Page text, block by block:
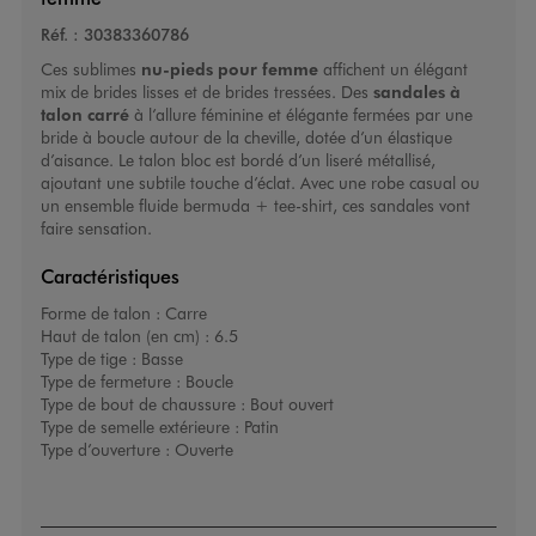
Réf. : 30383360786
Ces sublimes nu-pieds pour femmeaffichent un élégant
mix de brides lisses et de brides tressées. Des sandales à
talon carréà l’allure féminine et élégante fermées par une
bride à boucle autour de la cheville, dotée d’un élastique
d’aisance. Le talon bloc est bordé d’un liseré métallisé,
ajoutant une subtile touche d’éclat. Avec une robe casual ou
un ensemble fluide bermuda + tee-shirt, ces sandales vont
faire sensation.
Caractéristiques
Forme de talon : Carre
Haut de talon (en cm) : 6.5
Type de tige : Basse
Type de fermeture : Boucle
Type de bout de chaussure : Bout ouvert
Type de semelle extérieure : Patin
Type d’ouverture : Ouverte